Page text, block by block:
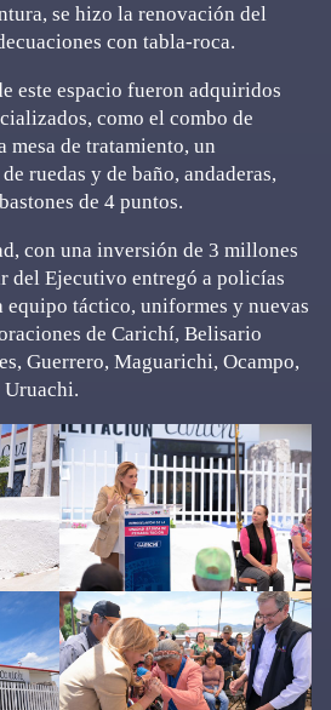
se hizo la renovación del
con tabla-roca.
este espacio fueron adquiridos
como el combo de
de tratamiento, un
ruedas y de baño, andaderas,
de 4 puntos.
con una inversión de 3 millones
del Ejecutivo entregó a policías
equipo táctico, uniformes y nuevas
de Carichí, Belisario
Guerrero, Maguarichi, Ocampo,